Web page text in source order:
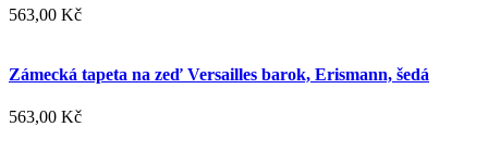
563,00 Kč
Zámecká tapeta na zeď Versailles barok, Erismann, šedá
563,00 Kč